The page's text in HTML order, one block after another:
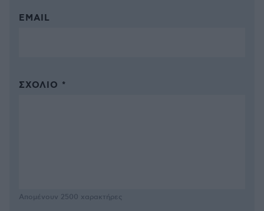
EMAIL
ΣΧΌΛΙΟ *
Απομένουν 2500 χαρακτήρες